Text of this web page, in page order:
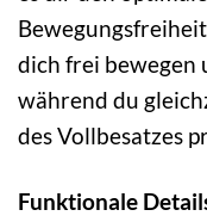
dich frei bewegen
während du
des Vollbesatzes
Funktionale